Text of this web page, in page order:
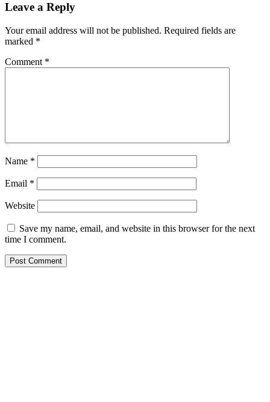
Leave a Reply
Your email address will not be published. Required fields are
marked *
Comment *
Name *
Email *
Website
Save my name, email, and website in this browser for the next
time I comment.